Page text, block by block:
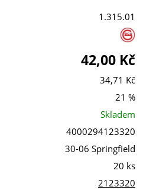
1.315.01
42,00 Kč
34,71 Kč
21 %
Skladem
4000294123320
30-06 Springfield
20 ks
2123320